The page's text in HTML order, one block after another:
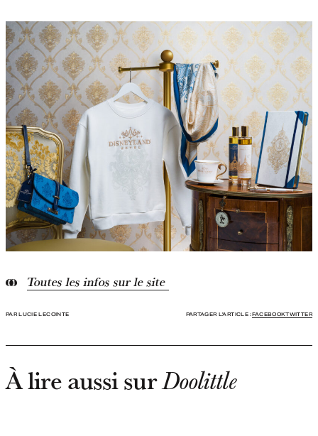
Toutes les infos sur le site
PAR LUCIE LECOINTE PARTAGER L'ARTICLE :FACEBOOKTWITTER
À lire aussi surDoolittle